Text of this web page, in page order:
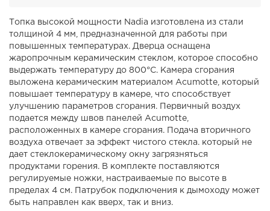
Топка высокой мощности Nadia изготовлена из стали
толщиной 4 мм, предназначенной для работы при
повышенных температурах. Дверца оснащена
жаропрочным керамическим стеклом, которое способно
выдержать температуру до 800°С. Камера сгорания
выложена керамическим материалом Acumotte, который
повышает температуру в камере, что способствует
улучшению параметров сгорания. Первичный воздух
подается между швов панелей Acumotte,
расположенных в камере сгорания. Подача вторичного
воздуха отвечает за эффект чистого стекла. который не
дает стеклокерамическому окну загрязняться
продуктами горения. В комплекте поставляются
регулируемые ножки, настраиваемые по высоте в
пределах 4 см. Патрубок подключения к дымоходу может
быть направлен как вверх, так и вниз.